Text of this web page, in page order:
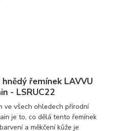
řemínek LAVVU
- LSRUC22
ve všech ohledech přírodní
je to, co dělá tento řemínek
a měkčení kůže je